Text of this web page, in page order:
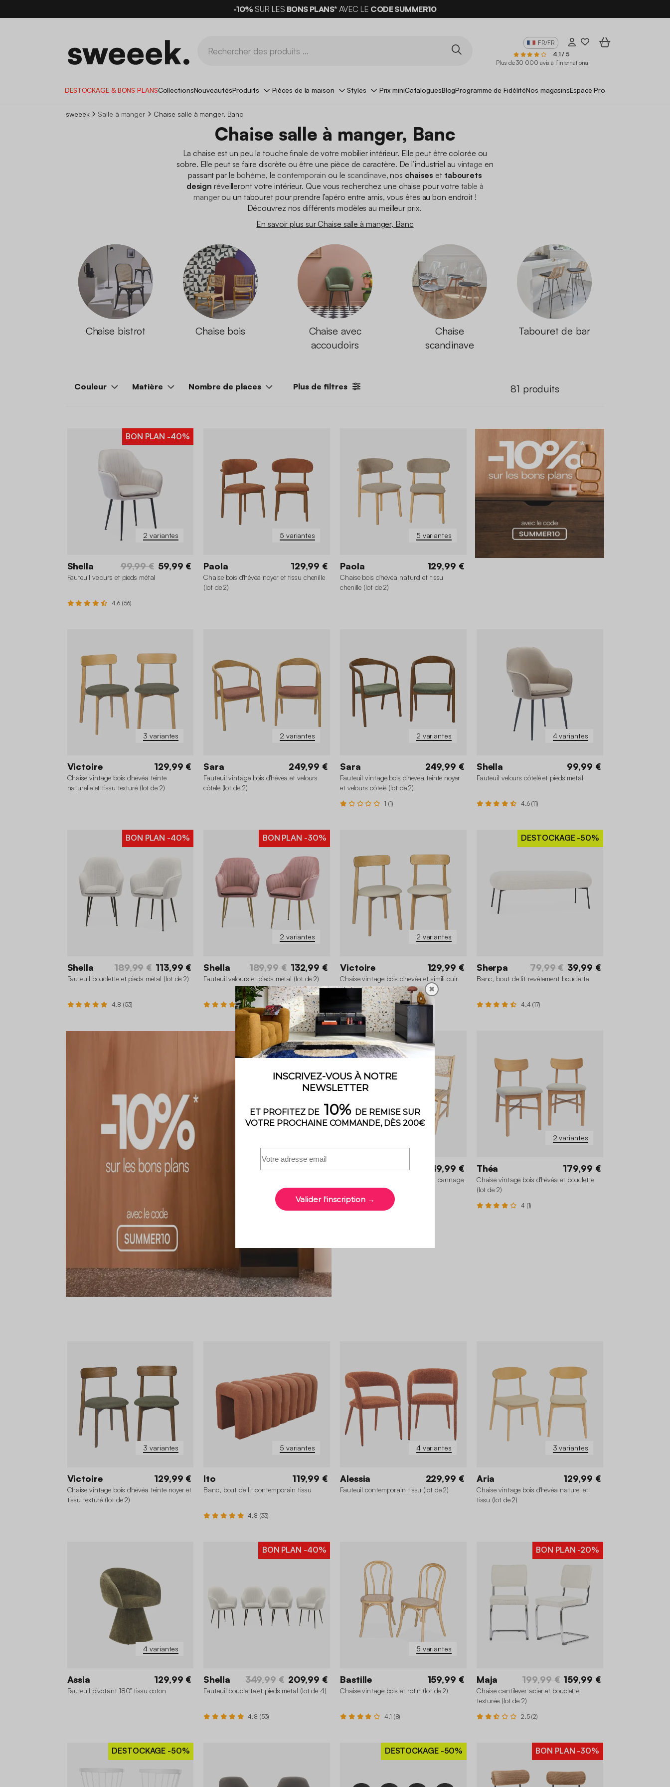
-10%SUR LES BONS PLANS*AVEC LE CODE SUMMER10
FR/FR
4,1 / 5
Plus de 30 000 avis à l’international
DESTOCKAGE & BONS PLANSCollectionsNouveautésProduits Pièces de la maison Styles Prix miniCataloguesBlogProgramme de FidélitéNos magasinsEspace Pro
sweeek Salle à manger Chaise salle à manger, Banc
Chaise salle à manger, Banc
La chaise est un peu la touche finale de votre mobilier intérieur. Elle peut être colorée ou
sobre. Elle peut se faire discrète ou être une pièce de caractère. De l’industriel au vintage en
passant par le bohème, le contemporain ou le scandinave, nos chaises et tabourets
design réveilleront votre intérieur. Que vous recherchez une chaise pour votre table à
mangerou un tabouret pour prendre l’apéro entre amis, vous êtes au bon endroit !
Découvrez nos différents modèles au meilleur prix.
En savoir plus sur Chaise salle à manger, Banc
Chaise bistrot Chaise bois
Chaise avec
accoudoirs
Chaise
scandinave
Tabouret de bar
Couleur Matière Nombre de places Plus de filtres 81 produits
2 variantes
BON PLAN -40%
Shella 99,99 € 59,99 €
Fauteuil velours et pieds métal
4.6 (56)
5 variantes
Paola 129,99 €
Chaise bois d'hévéa noyer et tissu chenille
(lot de 2)
5 variantes
Paola 129,99 €
Chaise bois d'hévéa naturel et tissu
chenille (lot de 2)
3 variantes
Victoire 129,99 €
Chaise vintage bois d'hévéa teinte
naturelle et tissu texturé (lot de 2)
2 variantes
Sara 249,99 €
Fauteuil vintage bois d'hévéa et velours
côtelé (lot de 2)
2 variantes
Sara 249,99 €
Fauteuil vintage bois d'hévéa teinté noyer
et velours côtelé (lot de 2)
1 (1)
4 variantes
Shella 99,99 €
Fauteuil velours côtelé et pieds métal
4.6 (11)
BON PLAN -40%
Shella 189,99 € 113,99 €
Fauteuil bouclette et pieds métal (lot de 2)
4.8 (53)
2 variantes
BON PLAN -30%
Shella 189,99 € 132,99 €
Fauteuil velours et pieds métal (lot de 2)
4.5 (24)
2 variantes
Victoire 129,99 €
Chaise vintage bois d'hévéa et simili cuir
(lot de 2)
DESTOCKAGE-50%
Sherpa 79,99 € 39,99 €
Banc, bout de lit revêtement bouclette
4.4 (17)
Ocara 149,99 €
Chaise de jardin bois d'acacia et cannage
(lot de 2)
4.2 (18)
2 variantes
Théa 179,99 €
Chaise vintage bois d'hévéa et bouclette
(lot de 2)
4 (1)
3 variantes
Victoire 129,99 €
Chaise vintage bois d'hévéa teinte noyer et
tissu texturé (lot de 2)
5 variantes
Ito 119,99 €
Banc, bout de lit contemporain tissu
4.8 (33)
4 variantes
Alessia 229,99 €
Fauteuil contemporain tissu (lot de 2)
3 variantes
Aria 129,99 €
Chaise vintage bois d'hévéa naturel et
tissu (lot de 2)
4 variantes
Assia 129,99 €
Fauteuil pivotant 180° tissu coton
BON PLAN -40%
Shella 349,99 € 209,99 €
Fauteuil bouclette et pieds métal (lot de 4)
4.8 (53)
5 variantes
Bastille 159,99 €
Chaise vintage bois et rotin (lot de 2)
4.1 (8)
BON PLAN -20%
Maja 199,99 € 159,99 €
Chaise cantilever acier et bouclette
texturée (lot de 2)
2.5 (2)
DESTOCKAGE -50% DESTOCKAGE-50% BON PLAN -30%
✖